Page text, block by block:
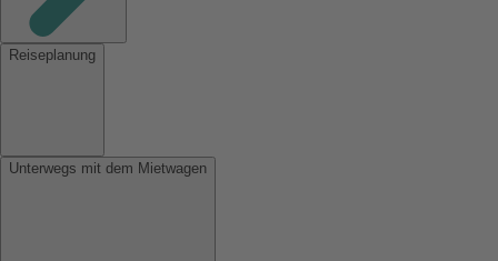
Reiseplanung
Unterwegs mit dem Mietwagen